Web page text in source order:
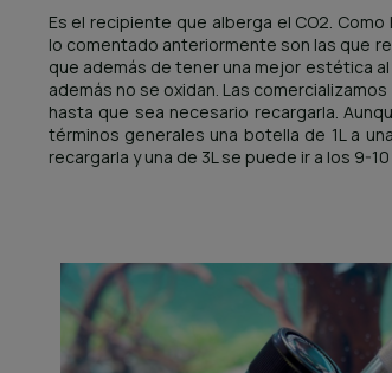
Es el recipiente que alberga el CO2.
lo comentado anteriormente son las que
que además de tener una mejor estética
además no se oxidan. Las
hasta que sea necesario recargarla.
términos generales una botella de 1L a
recargarla y una de 3L se puede ir a los 9-